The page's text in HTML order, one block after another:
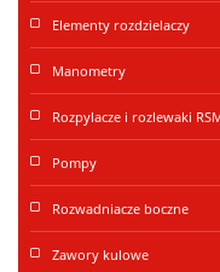
Elementy rozdzielaczy
Manometry
Rozpylacze i rozlewaki
Pompy
Rozwadniacze boczne
Zawory kulowe